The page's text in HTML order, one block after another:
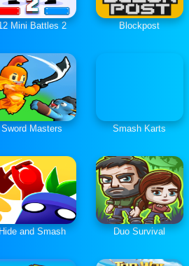
Mini Battles 2 Blockpost
Sword Masters Smash Karts
and Smash Duo Survival